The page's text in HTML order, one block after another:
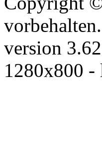
vorbehalten.
version
1280x800 -